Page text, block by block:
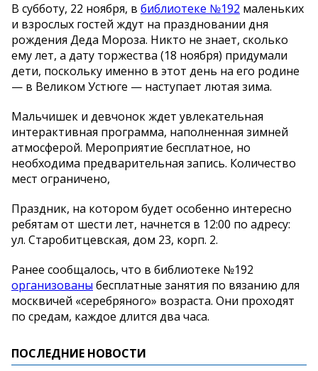
В субботу, 22 ноября, в библиотеке №192 маленьких
и взрослых гостей ждут на праздновании дня
рождения Деда Мороза. Никто не знает, сколько
ему лет, а дату торжества (18 ноября) придумали
дети, поскольку именно в этот день на его родине
— в Великом Устюге — наступает лютая зима.
Мальчишек и девчонок ждет увлекательная
интерактивная программа, наполненная зимней
атмосферой. Мероприятие бесплатное, но
необходима предварительная запись. Количество
мест ограничено,
Праздник, на котором будет особенно интересно
ребятам от шести лет, начнется в 12:00 по адресу:
ул. Старобитцевская, дом 23, корп. 2.
Ранее сообщалось, что в библиотеке №192
организованы бесплатные занятия по вязанию для
москвичей «серебряного» возраста. Они проходят
по средам, каждое длится два часа.
ПОСЛЕДНИЕ НОВОСТИ